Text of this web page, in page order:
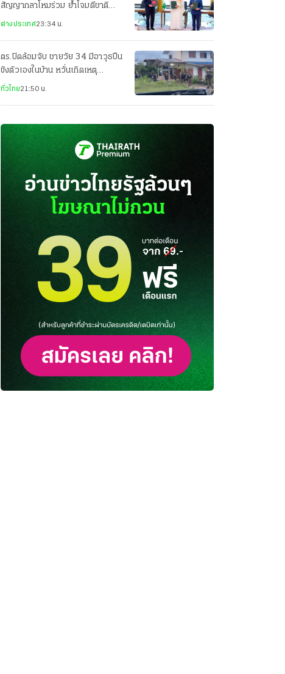
สัญญากลาโหมร่วม ย้ำโจมตีชาติ
เดียวเท่ากับโจมตีทั้ง 3 ประเทศ
ต่างประเทศ23:34 น.
ตร.ปิดล้อมจับ ชายวัย 34 มีอาวุธปืน
ขังตัวเองในบ้าน หวั่นเกิดเหตุ
อันตราย
ทั่วไทย21:50 น.